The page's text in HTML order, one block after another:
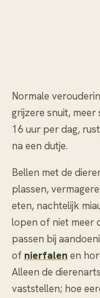
Normale
grijzere snuit,
16 uur per dag,
na een dutje.
Bellen met de
plassen,
eten, nachtelijk
lopen of niet meer
passen bij
of nierfalen en
Alleen de
vaststellen; hoe